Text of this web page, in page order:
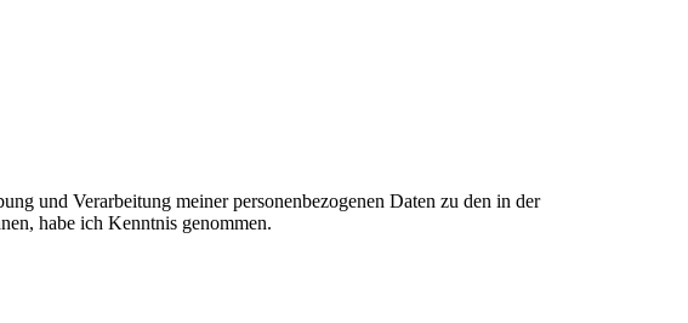
und Verarbeitung meiner personenbezogenen Daten zu den in der
habe ich Kenntnis genommen.